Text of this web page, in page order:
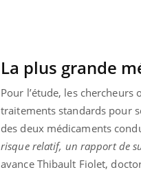
La plus grande
Pour l’étude, les
traitements standards pour
des deux médicaments
risque relatif, un rapport de
avance Thibault Fiolet,